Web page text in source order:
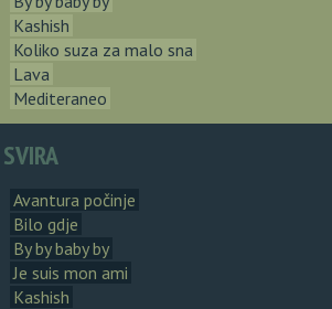
Kashish
Koliko suza za malo sna
Lava
Mediteraneo
SVIRA
Avantura počinje
Bilo gdje
By by baby by
Je suis mon ami
Kashish